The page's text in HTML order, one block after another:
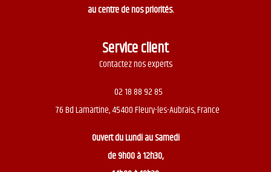
au centre de nos priorités.
Service client
Contactez nos experts
02 18 88 92 85
76 Bd Lamartine, 45400 Fleury-les-Aubrais, France
Ouvert duLundi au Samedi
de 9h00 à 12h30,